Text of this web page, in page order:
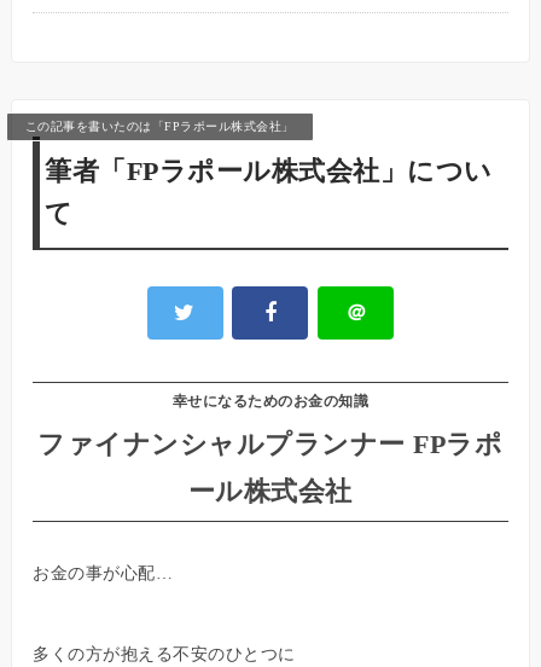
この記事を書いたのは「FPラポール株式会社」
筆者「FPラポール株式会社」につい
て
＠
幸せになるためのお金の知識
ファイナンシャルプランナー FPラポ
ール株式会社
お金の事が心配…
多くの方が抱える不安のひとつに